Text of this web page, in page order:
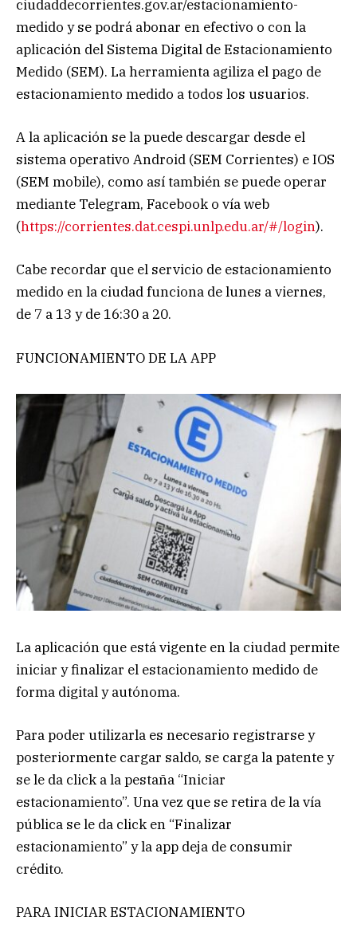
ciudaddecorrientes.gov.ar/estacionamiento-
medido y se podrá abonar en efectivo o con la
aplicación del Sistema Digital de Estacionamiento
Medido (SEM). La herramienta agiliza el pago de
estacionamiento medido a todos los usuarios.
A la aplicación se la puede descargar desde el
sistema operativo Android (SEM Corrientes) e IOS
(SEM mobile), como así también se puede operar
mediante Telegram, Facebook o vía web
(https://corrientes.dat.cespi.unlp.edu.ar/#/login).
Cabe recordar que el servicio de estacionamiento
medido en la ciudad funciona de lunes a viernes,
de 7 a 13 y de 16:30 a 20.
FUNCIONAMIENTO DE LA APP
La aplicación que está vigente en la ciudad permite
iniciar y finalizar el estacionamiento medido de
forma digital y autónoma.
Para poder utilizarla es necesario registrarse y
posteriormente cargar saldo, se carga la patente y
se le da click a la pestaña “Iniciar
estacionamiento”. Una vez que se retira de la vía
pública se le da click en “Finalizar
estacionamiento” y la app deja de consumir
crédito.
PARA INICIAR ESTACIONAMIENTO